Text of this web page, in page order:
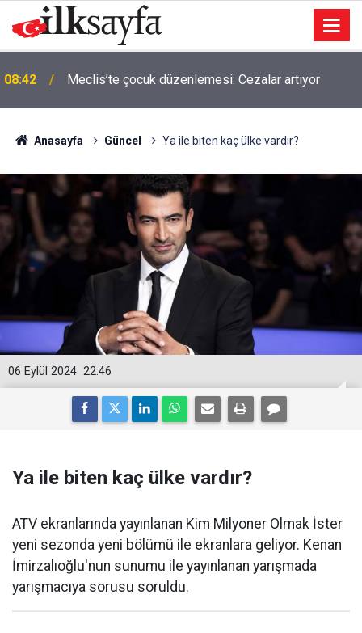
08:30 Sürücüler dikkat: Ankara yollarında çalışma alarmı!
Anasayfa Güncel Ya ile biten kaç ülke vardır?
22:46
06 Eylül 2024
Ya ile biten kaç ülke vardır?
ATV ekranlarında yayınlanan Kim Milyoner Olmak İster
yeni sezonda yeni bölümü ile ekranlara geliyor. Kenan
İmirzalıoğlu'nun sunumu ile yayınlanan yarışmada
yarışmacıya sorusu soruldu.